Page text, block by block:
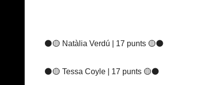
⚫️🟡 Natàlia Verdú | 17 punts 🟡⚫
⚫️🟡 Tessa Coyle | 17 punts 🟡⚫